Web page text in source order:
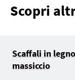
Scopri
Scaffali in legno
massiccio